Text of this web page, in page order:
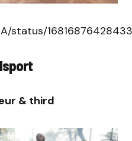
status/
& third